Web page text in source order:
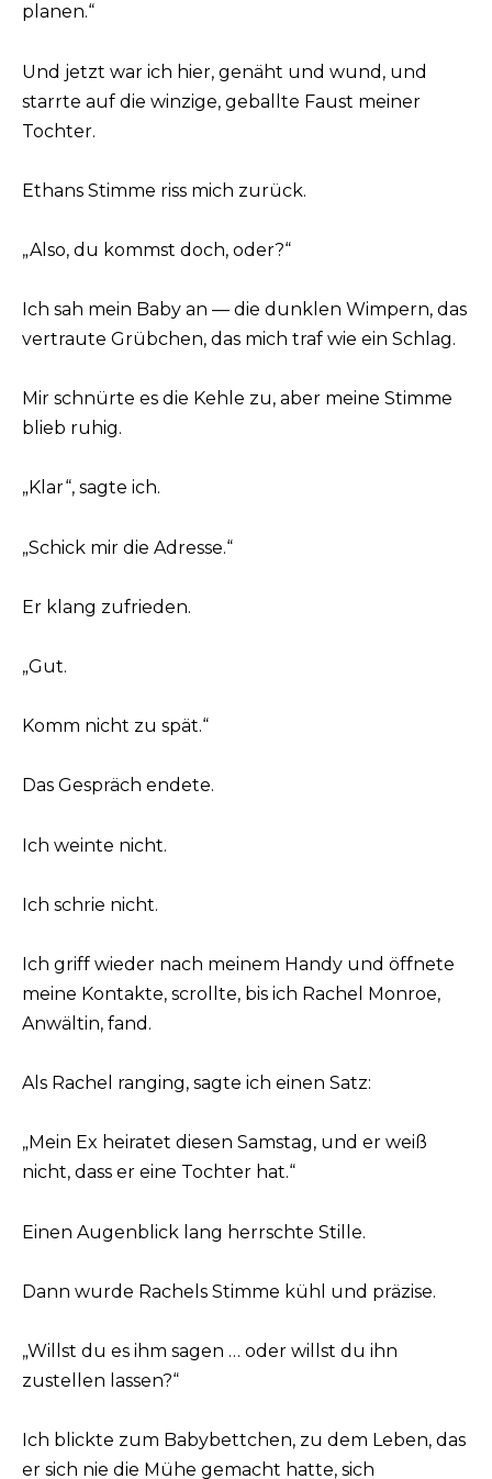
planen.“
Und jetzt war ich hier, genäht und wund, und
starrte auf die winzige, geballte Faust meiner
Tochter.
Ethans Stimme riss mich zurück.
„Also, du kommst doch, oder?“
Ich sah mein Baby an — die dunklen Wimpern, das
vertraute Grübchen, das mich traf wie ein Schlag.
Mir schnürte es die Kehle zu, aber meine Stimme
blieb ruhig.
„Klar“, sagte ich.
„Schick mir die Adresse.“
Er klang zufrieden.
„Gut.
Komm nicht zu spät.“
Das Gespräch endete.
Ich weinte nicht.
Ich schrie nicht.
Ich griff wieder nach meinem Handy und öffnete
meine Kontakte, scrollte, bis ich Rachel Monroe,
Anwältin, fand.
Als Rachel ranging, sagte ich einen Satz:
„Mein Ex heiratet diesen Samstag, und er weiß
nicht, dass er eine Tochter hat.“
Einen Augenblick lang herrschte Stille.
Dann wurde Rachels Stimme kühl und präzise.
„Willst du es ihm sagen … oder willst du ihn
zustellen lassen?“
Ich blickte zum Babybettchen, zu dem Leben, das
er sich nie die Mühe gemacht hatte, sich